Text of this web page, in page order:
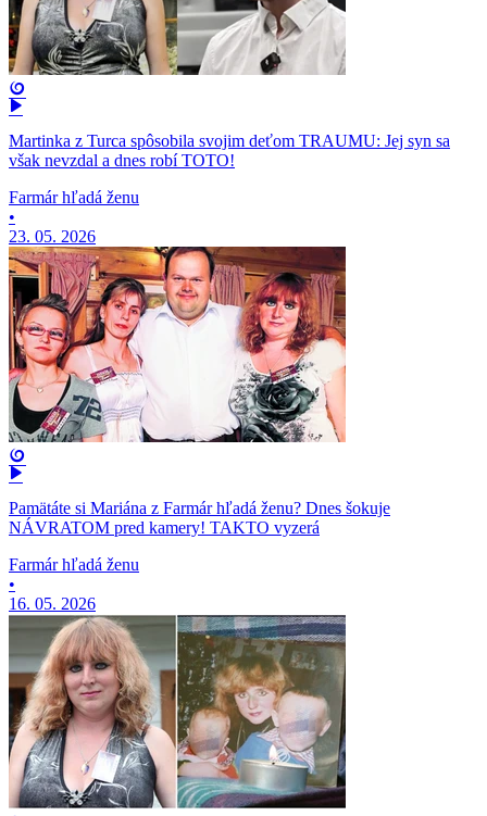
Martinka z Turca spôsobila svojim deťom TRAUMU: Jej syn sa
však nevzdal a dnes robí TOTO!
Farmár hľadá ženu
•
23. 05. 2026
Pamätáte si Mariána z Farmár hľadá ženu? Dnes šokuje
NÁVRATOM pred kamery! TAKTO vyzerá
Farmár hľadá ženu
•
16. 05. 2026